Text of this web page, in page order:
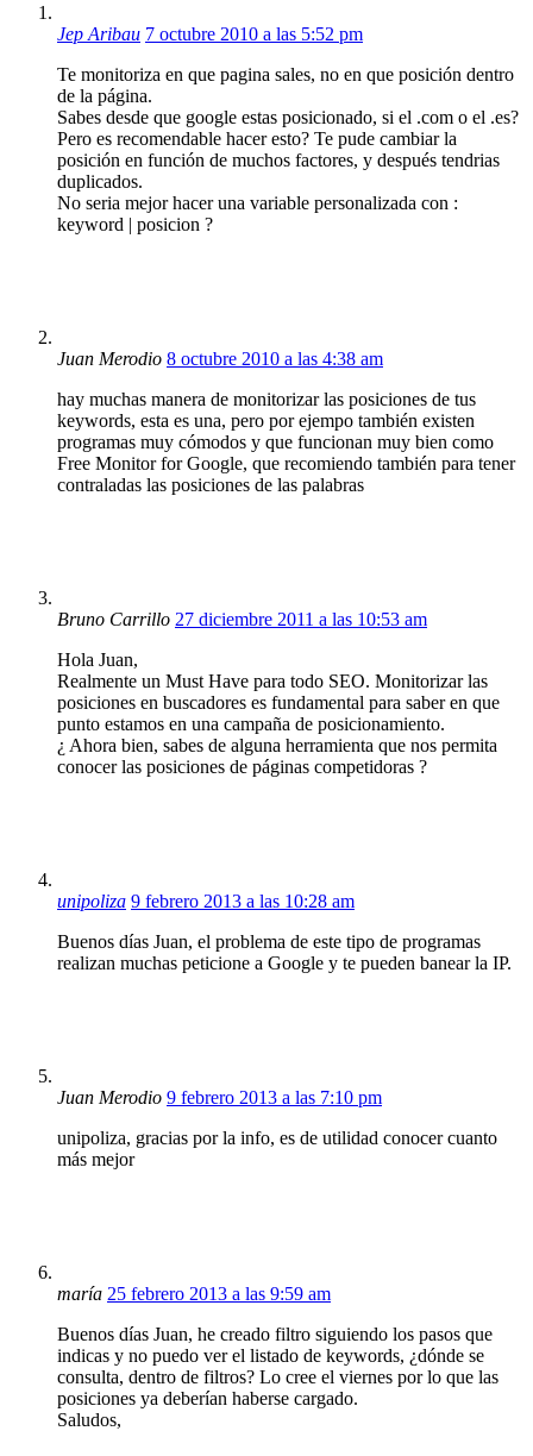
Jep Aribau 7 octubre 2010 a las 5:52 pm
Te monitoriza en que pagina sales, no en que posición dentro
de la página.
Sabes desde que google estas posicionado, si el .com o el .es?
Pero es recomendable hacer esto? Te pude cambiar la
posición en función de muchos factores, y después tendrias
duplicados.
No seria mejor hacer una variable personalizada con :
keyword | posicion ?
Juan Merodio 8 octubre 2010 a las 4:38 am
hay muchas manera de monitorizar las posiciones de tus
keywords, esta es una, pero por ejempo también existen
programas muy cómodos y que funcionan muy bien como
Free Monitor for Google, que recomiendo también para tener
contraladas las posiciones de las palabras
Bruno Carrillo 27 diciembre 2011 a las 10:53 am
Hola Juan,
Realmente un Must Have para todo SEO. Monitorizar las
posiciones en buscadores es fundamental para saber en que
punto estamos en una campaña de posicionamiento.
¿ Ahora bien, sabes de alguna herramienta que nos permita
conocer las posiciones de páginas competidoras ?
unipoliza 9 febrero 2013 a las 10:28 am
Buenos días Juan, el problema de este tipo de programas
realizan muchas peticione a Google y te pueden banear la IP.
Juan Merodio 9 febrero 2013 a las 7:10 pm
unipoliza, gracias por la info, es de utilidad conocer cuanto
más mejor
maría 25 febrero 2013 a las 9:59 am
Buenos días Juan, he creado filtro siguiendo los pasos que
indicas y no puedo ver el listado de keywords, ¿dónde se
consulta, dentro de filtros? Lo cree el viernes por lo que las
posiciones ya deberían haberse cargado.
Saludos,